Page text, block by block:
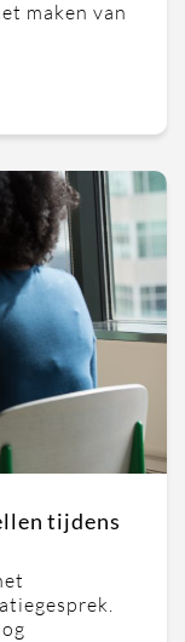
maken van
tijdens